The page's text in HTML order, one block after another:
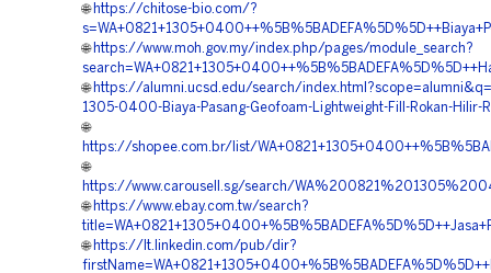
🌐 https://chitose-bio.com/?
🌐 https://www.moh.gov.my/index.php/pages/module_search?
🌐 https://alumni.ucsd.edu/search/
1305-0400-Biaya-Pasang-Geofoam-Lightweight-Fill-Rokan-Hilir-
🌐
https://shopee.com.br/list/
🌐
https://www.carousell.sg/search/
🌐 https://www.ebay.com.tw/search?
🌐 https://lt.linkedin.com/pub/dir?